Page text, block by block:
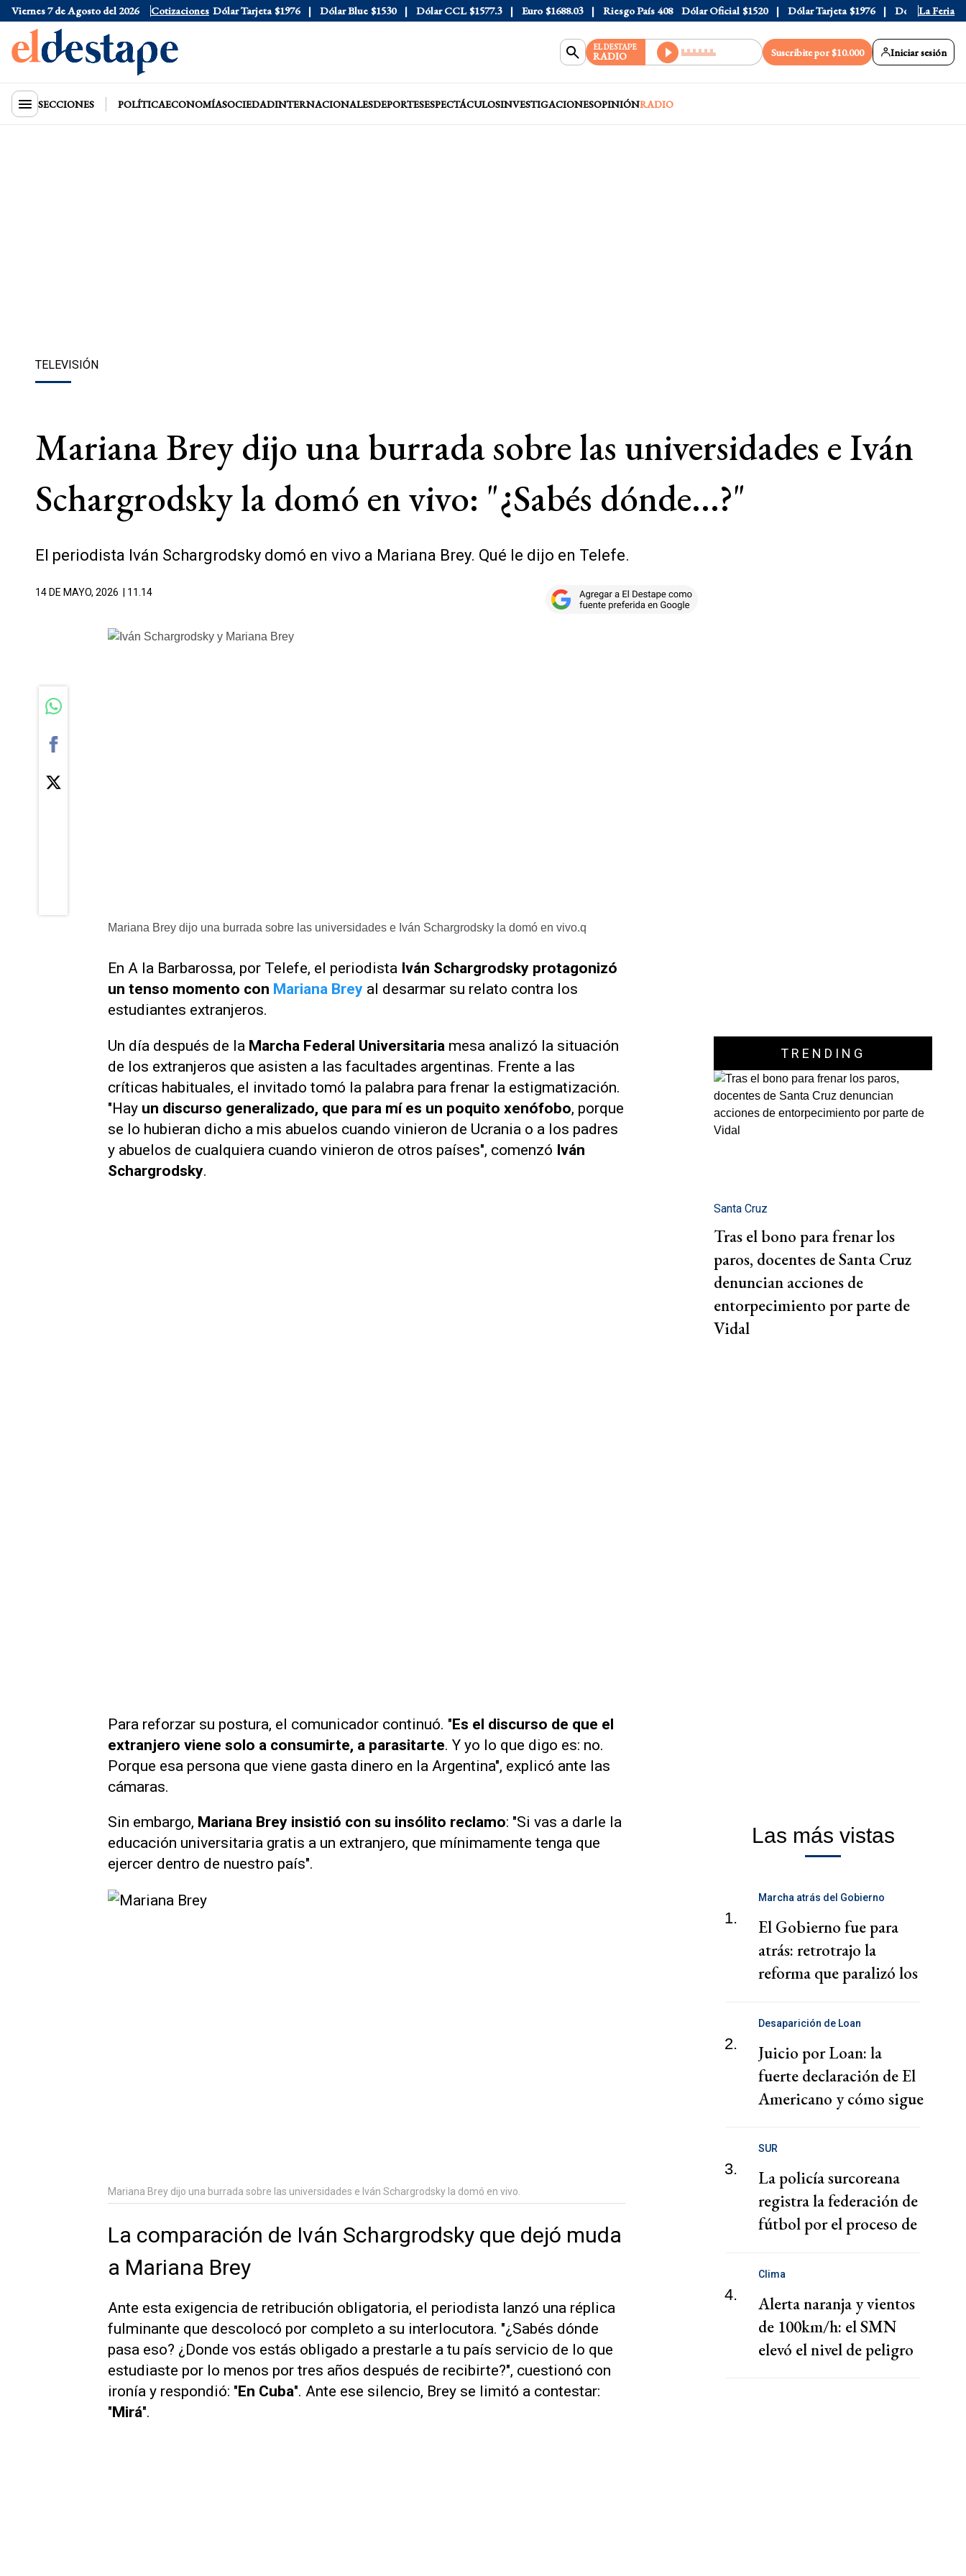
Viernes 7 de Agosto del 2026 Cotizaciones
Dólar Oficial $1520 Dólar Tarjeta $1976 Dólar Blue $1530 Dólar CCL $1577.3 Euro $1688.03 Riesgo País 408 Dólar Oficial $1520 Dólar Tarjeta $1976 Dólar Blue $1530
La Feria
EL DESTAPE
RADIO Suscribite por $10.000 Iniciar sesión
SECCIONES POLÍTICAECONOMÍASOCIEDADINTERNACIONALESDEPORTESESPECTÁCULOSINVESTIGACIONESOPINIÓNRADIO
TELEVISIÓN
Mariana Brey dijo una burrada sobre las universidades e Iván
Schargrodsky la domó en vivo: "¿Sabés dónde...?"
El periodista Iván Schargrodsky domó en vivo a Mariana Brey. Qué le dijo en Telefe.
14 DE MAYO, 2026 | 11.14
Mariana Brey dijo una burrada sobre las universidades e Iván Schargrodsky la domó en vivo.q
En A la Barbarossa, por Telefe, el periodista Iván Schargrodsky protagonizó
un tenso momento con Mariana Brey al desarmar su relato contra los
estudiantes extranjeros.
Un día después de la Marcha Federal Universitaria mesa analizó la situación
de los extranjeros que asisten a las facultades argentinas. Frente a las
críticas habituales, el invitado tomó la palabra para frenar la estigmatización.
"Hay un discurso generalizado, que para mí es un poquito xenófobo, porque
se lo hubieran dicho a mis abuelos cuando vinieron de Ucrania o a los padres
y abuelos de cualquiera cuando vinieron de otros países", comenzó Iván
Schargrodsky.
Para reforzar su postura, el comunicador continuó. "Es el discurso de que el
extranjero viene solo a consumirte, a parasitarte. Y yo lo que digo es: no.
Porque esa persona que viene gasta dinero en la Argentina", explicó ante las
cámaras.
Sin embargo, Mariana Brey insistió con su insólito reclamo: "Si vas a darle la
educación universitaria gratis a un extranjero, que mínimamente tenga que
ejercer dentro de nuestro país".
Mariana Brey dijo una burrada sobre las universidades e Iván Schargrodsky la domó en vivo.
La comparación de Iván Schargrodsky que dejó muda
a Mariana Brey
Ante esta exigencia de retribución obligatoria, el periodista lanzó una réplica
fulminante que descolocó por completo a su interlocutora. "¿Sabés dónde
pasa eso? ¿Donde vos estás obligado a prestarle a tu país servicio de lo que
estudiaste por lo menos por tres años después de recibirte?", cuestionó con
ironía y respondió: "En Cuba". Ante ese silencio, Brey se limitó a contestar:
"Mirá".
TRENDING
Santa Cruz
Tras el bono para frenar los
paros, docentes de Santa Cruz
denuncian acciones de
entorpecimiento por parte de
Vidal
Las más vistas
1.
Marcha atrás del Gobierno
El Gobierno fue para
atrás: retrotrajo la
reforma que paralizó los
2.
Desaparición de Loan
Juicio por Loan: la
fuerte declaración de El
Americano y cómo sigue
3.
SUR
La policía surcoreana
registra la federación de
fútbol por el proceso de
4.
Clima
Alerta naranja y vientos
de 100km/h: el SMN
elevó el nivel de peligro